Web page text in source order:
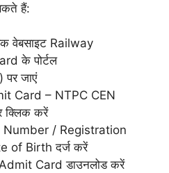
हैं:
वेबसाइट Railway
के पोर्टल
जाएं
Card – NTPC CEN
क्लिक करें
Number / Registration
of Birth दर्ज करें
Card डाउनलोड करें